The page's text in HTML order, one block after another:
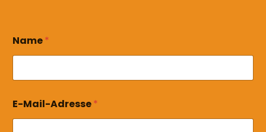
Name*
*
N
E-Mail-Adresse*